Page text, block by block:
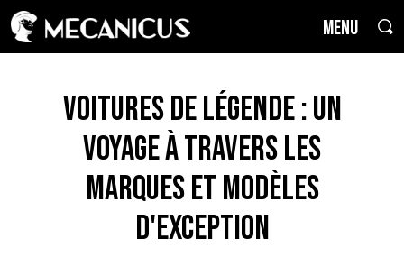
MENU
Voitures de Légende : un
voyage à travers les
marques et modèles
d'exception